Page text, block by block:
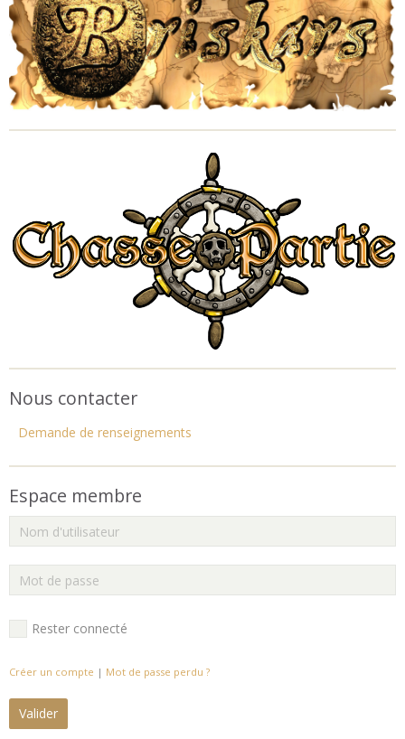
Nous contacter
Demande de renseignements
Espace membre
Rester connecté
Créer un compte | Mot de passe perdu ?
Valider